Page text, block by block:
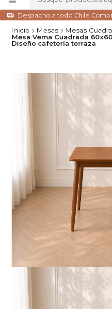
Despacho a todo Chile
Inicio Mesas
Mesas
Mesa Vema Cuadrada
Diseño cafetería terraza